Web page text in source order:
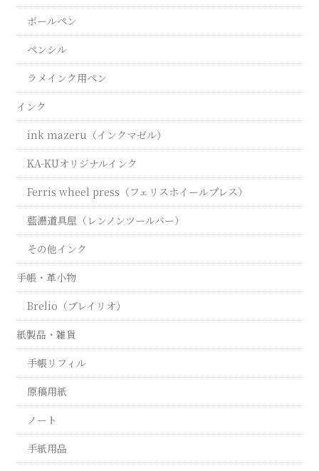
ボールペン
ペンシル
ラメインク用ペン
インク
ink mazeru（インクマゼル）
KA-KUオリジナルインク
Ferris wheel press（フェリスホイールプレス）
藍濃道具屋（レンノンツールバー）
その他インク
手帳・革小物
Brelio（ブレイリオ）
紙製品・雑貨
手帳リフィル
原稿用紙
ノート
手紙用品